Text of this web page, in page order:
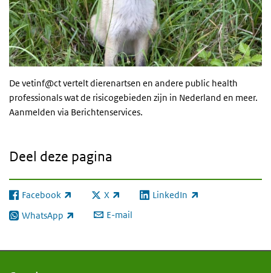
De vetinf@ct vertelt dierenartsen en andere public health
professionals wat de risicogebieden zijn in Nederland en meer.
Aanmelden via Berichtenservices.
Deel deze pagina
Facebook
(externe link) X
(externe link) LinkedIn
(externe link)
WhatsApp
(externe link) E-mail